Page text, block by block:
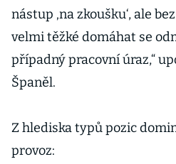
nástup ‚na zkoušku‘, ale
velmi těžké domáhat se
případný pracovní úraz,“
Španěl.
Z hlediska typů pozic
provoz: